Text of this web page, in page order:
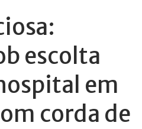
escolta
em
corda de